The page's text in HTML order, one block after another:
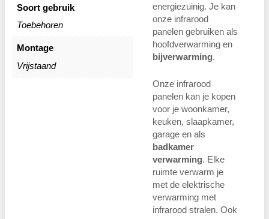
Soort gebruik
Toebehoren
Montage
Vrijstaand
energiezuinig. Je kan
onze infrarood
panelen gebruiken als
hoofdverwarming en
bijverwarming.
Onze infrarood
panelen kan je kopen
voor je woonkamer,
keuken, slaapkamer,
garage en als
badkamer
verwarming. Elke
ruimte verwarm je
met de elektrische
verwarming met
infrarood stralen. Ook